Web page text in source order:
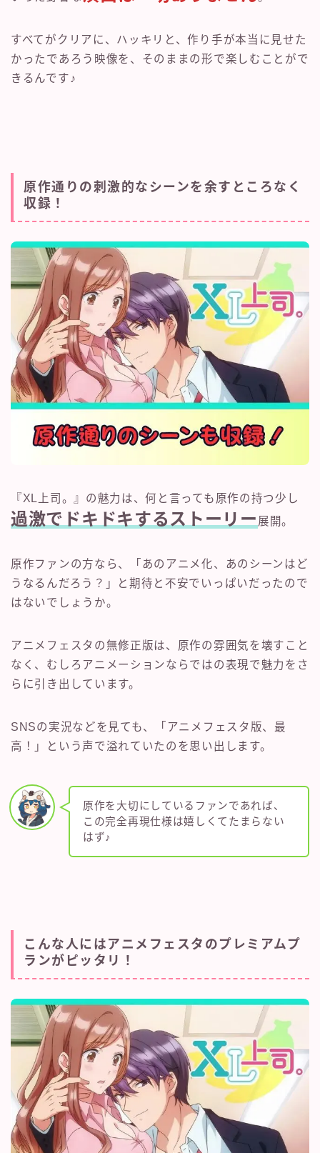
すべてがクリアに、ハッキリと、作り手が本当に見せた
かったであろう映像を、そのままの形で楽しむことがで
きるんです♪
原作通りの刺激的なシーンを余すところなく
収録！
『XL上司。』の魅力は、何と言っても原作の持つ少し
過激でドキドキするストーリー 展開。
原作ファンの方なら、「あのアニメ化、あのシーンはど
うなるんだろう？」と期待と不安でいっぱいだったので
はないでしょうか。
アニメフェスタの無修正版は、原作の雰囲気を壊すこと
なく、むしろアニメーションならではの表現で魅力をさ
らに引き出しています。
SNSの実況などを見ても、「アニメフェスタ版、最
高！」という声で溢れていたのを思い出します。
原作を大切にしているファンであれば、
この完全再現仕様は嬉しくてたまらない
はず♪
こんな人にはアニメフェスタのプレミアムプ
ランがピッタリ！